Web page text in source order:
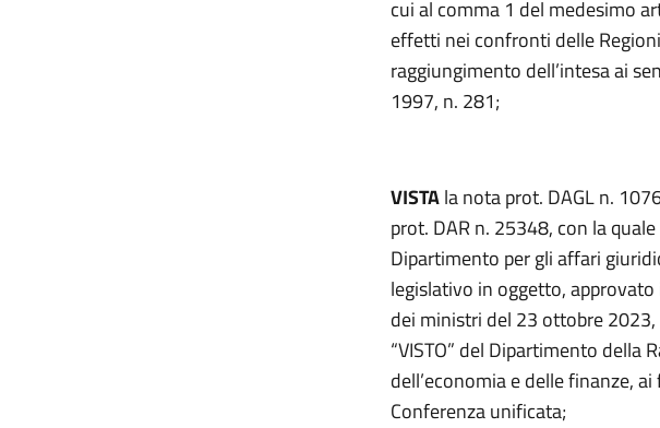
cui al comma 1 del medesimo
effetti nei confronti delle
raggiungimento dell’intesa ai
1997, n. 281;
VISTAla nota prot. DAGL n.
prot. DAR n. 25348, con la
Dipartimento per gli affari
legislativo in oggetto,
dei ministri del 23 ottobre
“VISTO” del Dipartimento della
dell’economia e delle finanze,
Conferenza unificata;